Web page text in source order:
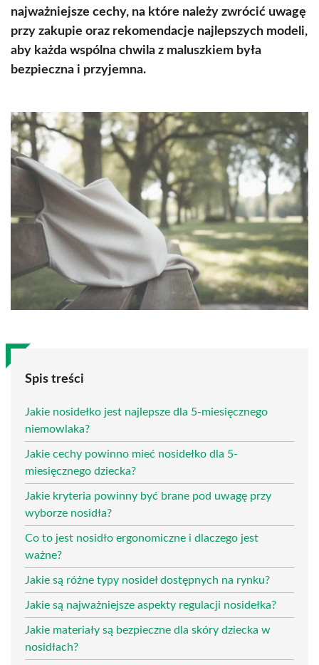
najważniejsze cechy, na które należy zwrócić uwagę
przy zakupie oraz rekomendacje najlepszych modeli,
aby każda wspólna chwila z maluszkiem była
bezpieczna i przyjemna.
Spis treści
Jakie nosidełko jest najlepsze dla 5-miesięcznego
niemowlaka?
Jakie cechy powinno mieć nosidełko dla 5-
miesięcznego dziecka?
Jakie kryteria powinny być brane pod uwagę przy
wyborze nosidła?
Co to jest nosidło ergonomiczne i dlaczego jest
ważne?
Jakie są różne typy nosideł dostępnych na rynku?
Jakie są najważniejsze aspekty regulacji nosidełka?
Jakie materiały są bezpieczne dla skóry dziecka w
nosidłach?